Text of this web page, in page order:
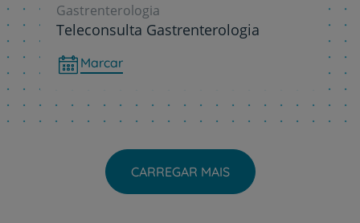
Gastrenterologia
Teleconsulta Gastrenterologia
Marcar
CARREGAR MAIS